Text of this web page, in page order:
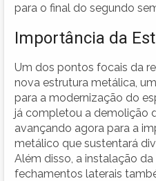
para o final do segundo
Importância da
Um dos pontos focais da
nova estrutura metálica,
para a modernização do
já completou a demolição
avançando agora para a
metálico que sustentará
Além disso, a instalação
fechamentos laterais